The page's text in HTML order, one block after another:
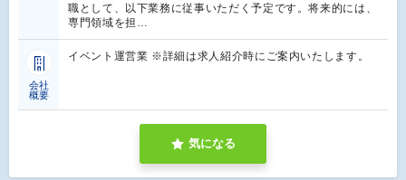
職として、以下業務に従事いただく予定です。将来的には、
専門領域を担…
会社
概要
イベント運営業 ※詳細は求人紹介時にご案内いたします。
気になる